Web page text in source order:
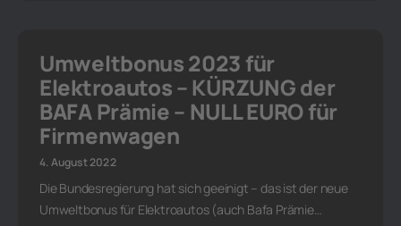
Umweltbonus 2023 für
Elektroautos – KÜRZUNG der
BAFA Prämie – NULL EURO für
Firmenwagen
4. August 2022
Die Bundesregierung hat sich geeinigt – das ist der neue
Umweltbonus für Elektroautos (auch Bafa Prämie…